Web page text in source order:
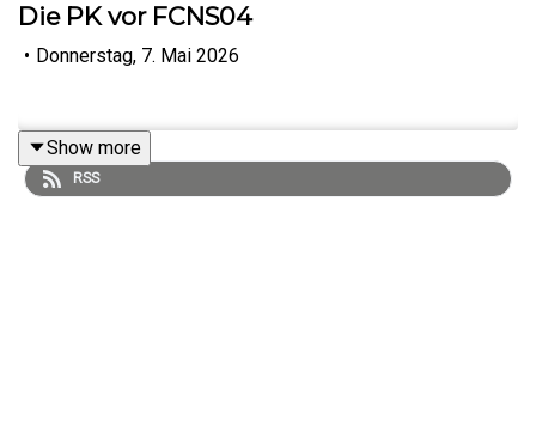
Die PK vor FCNS04
• Donnerstag, 7. Mai 2026
Show more
RSS